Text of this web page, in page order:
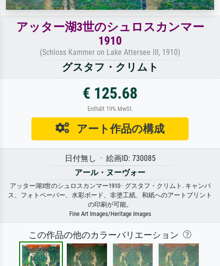
アッター湖3世のシュロスカンマー
1910
(Schloss Kammer on Lake Attersee III, 1910)
グスタフ・クリムト
€ 125.68
Enthält 19% MwSt.
アート作品の構成
日付無し · 絵画ID: 730085
アール・ヌーヴォー
アッター湖3世のシュロスカンマー1910 · グスタフ・クリムト. キャンバ
ス、フォトペーパー、水彩ボード、非塗工紙、和紙へのアートプリント
の印刷が可能。
Fine Art Images/Heritage Images
この作品の他のカラーバリエーション